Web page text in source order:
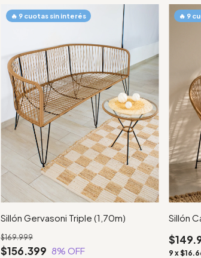
Sillón Gervasoni Triple (1,70m)
$156.399
$169.999
8% OFF
Sillón
9 x